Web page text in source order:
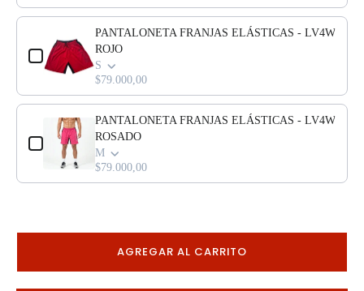
PANTALONETA FRANJAS ELÁSTICAS - LV4W
ROJO
S
$79.000,00
PANTALONETA FRANJAS ELÁSTICAS - LV4W
ROSADO
M
$79.000,00
AGREGAR AL CARRITO